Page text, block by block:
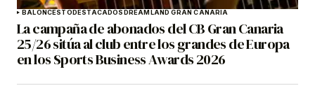
BALONCESTODESTACADOSDREAMLAND GRAN CANARIA
La campaña de abonados del CB Gran Canaria
25/26 sitúa al club entre los grandes de Europa
en los Sports Business Awards 2026